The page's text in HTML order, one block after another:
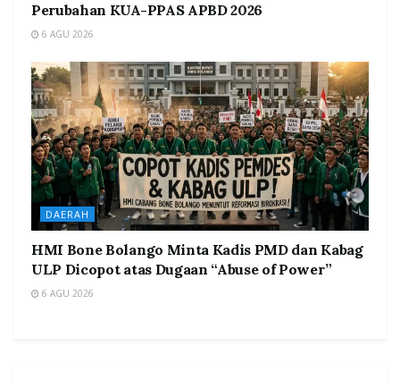
Perubahan KUA-PPAS APBD 2026
6 AGU 2026
DAERAH
HMI Bone Bolango Minta Kadis PMD dan Kabag
ULP Dicopot atas Dugaan “Abuse of Power”
6 AGU 2026